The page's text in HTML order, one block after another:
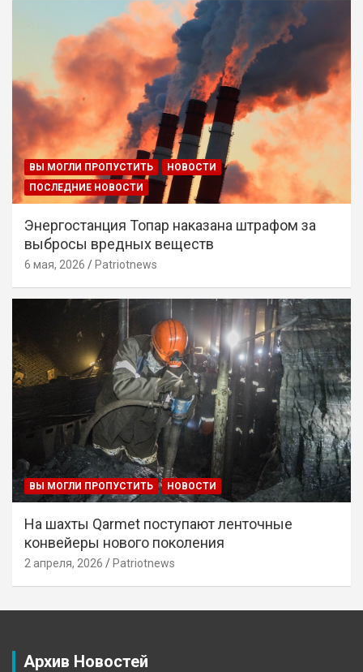
ВЫ МОГЛИ ПРОПУСТИТЬ
НОВОСТИ
ПОСЛЕДНИЕ НОВОСТИ
Энергостанция Топар наказана штрафом за
выбросы вредных веществ
6 мая, 2026 Patriotnews
ВЫ МОГЛИ ПРОПУСТИТЬ НОВОСТИ
На шахты Qarmet поступают ленточные
конвейеры нового поколения
2 апреля, 2026 Patriotnews
Архив Новостей